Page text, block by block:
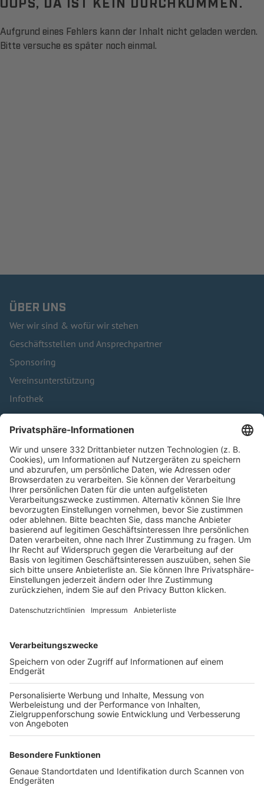
Aufgrund eines Fehlers kann der Inhalt nicht geladen werden.
Bitte versuche es später noch einmal.
ÜBER UNS
Wer wir sind & wofür wir stehen
Geschäftsstellen und Ansprechpartner
Sponsoring
Vereinsunterstützung
Infothek
Kontakt
HÄUFIG BESUCHTE SEITEN
Pässe und Vereinswechsel
Trainerausbildung
Schulungsangebot Vereinsmitarbeiter
BFV-Geschäftsstellen
Trainerbörse
Login SpielPlus
FOLGE DEM BFV
TOP-VEREINE
TOP-PARTNER